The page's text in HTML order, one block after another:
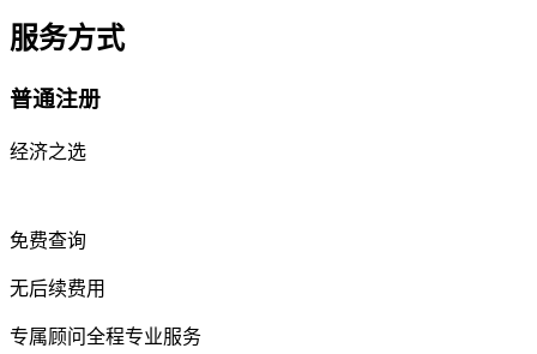
服务方式
普通注册
经济之选
免费查询
无后续费用
专属顾问全程专业服务